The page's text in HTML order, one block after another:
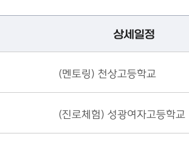
상세일정
(멘토링) 천상고등학교
(진로체험) 성광여자고등학교